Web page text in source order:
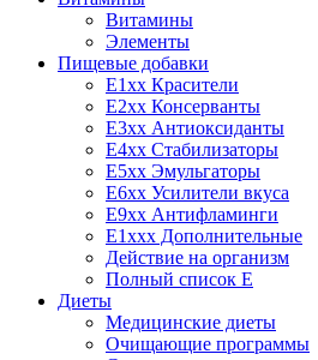
Витамины
Элементы
Пищевые добавки
E1xx Красители
E2xx Консерванты
E3xx Антиоксиданты
E4xx Стабилизаторы
E5xx Эмульгаторы
E6xx Усилители вкуса
E9xx Антифламинги
E1xxx Дополнительные
Действие на организм
Полный список E
Диеты
Медицинские диеты
Очищающие программы